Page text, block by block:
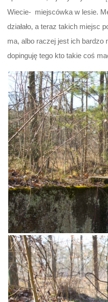
Wiecie- miejscówka w lesie.
działało, a teraz takich miejsc
ma, albo raczej jest ich bardzo
dopinguję tego kto takie coś